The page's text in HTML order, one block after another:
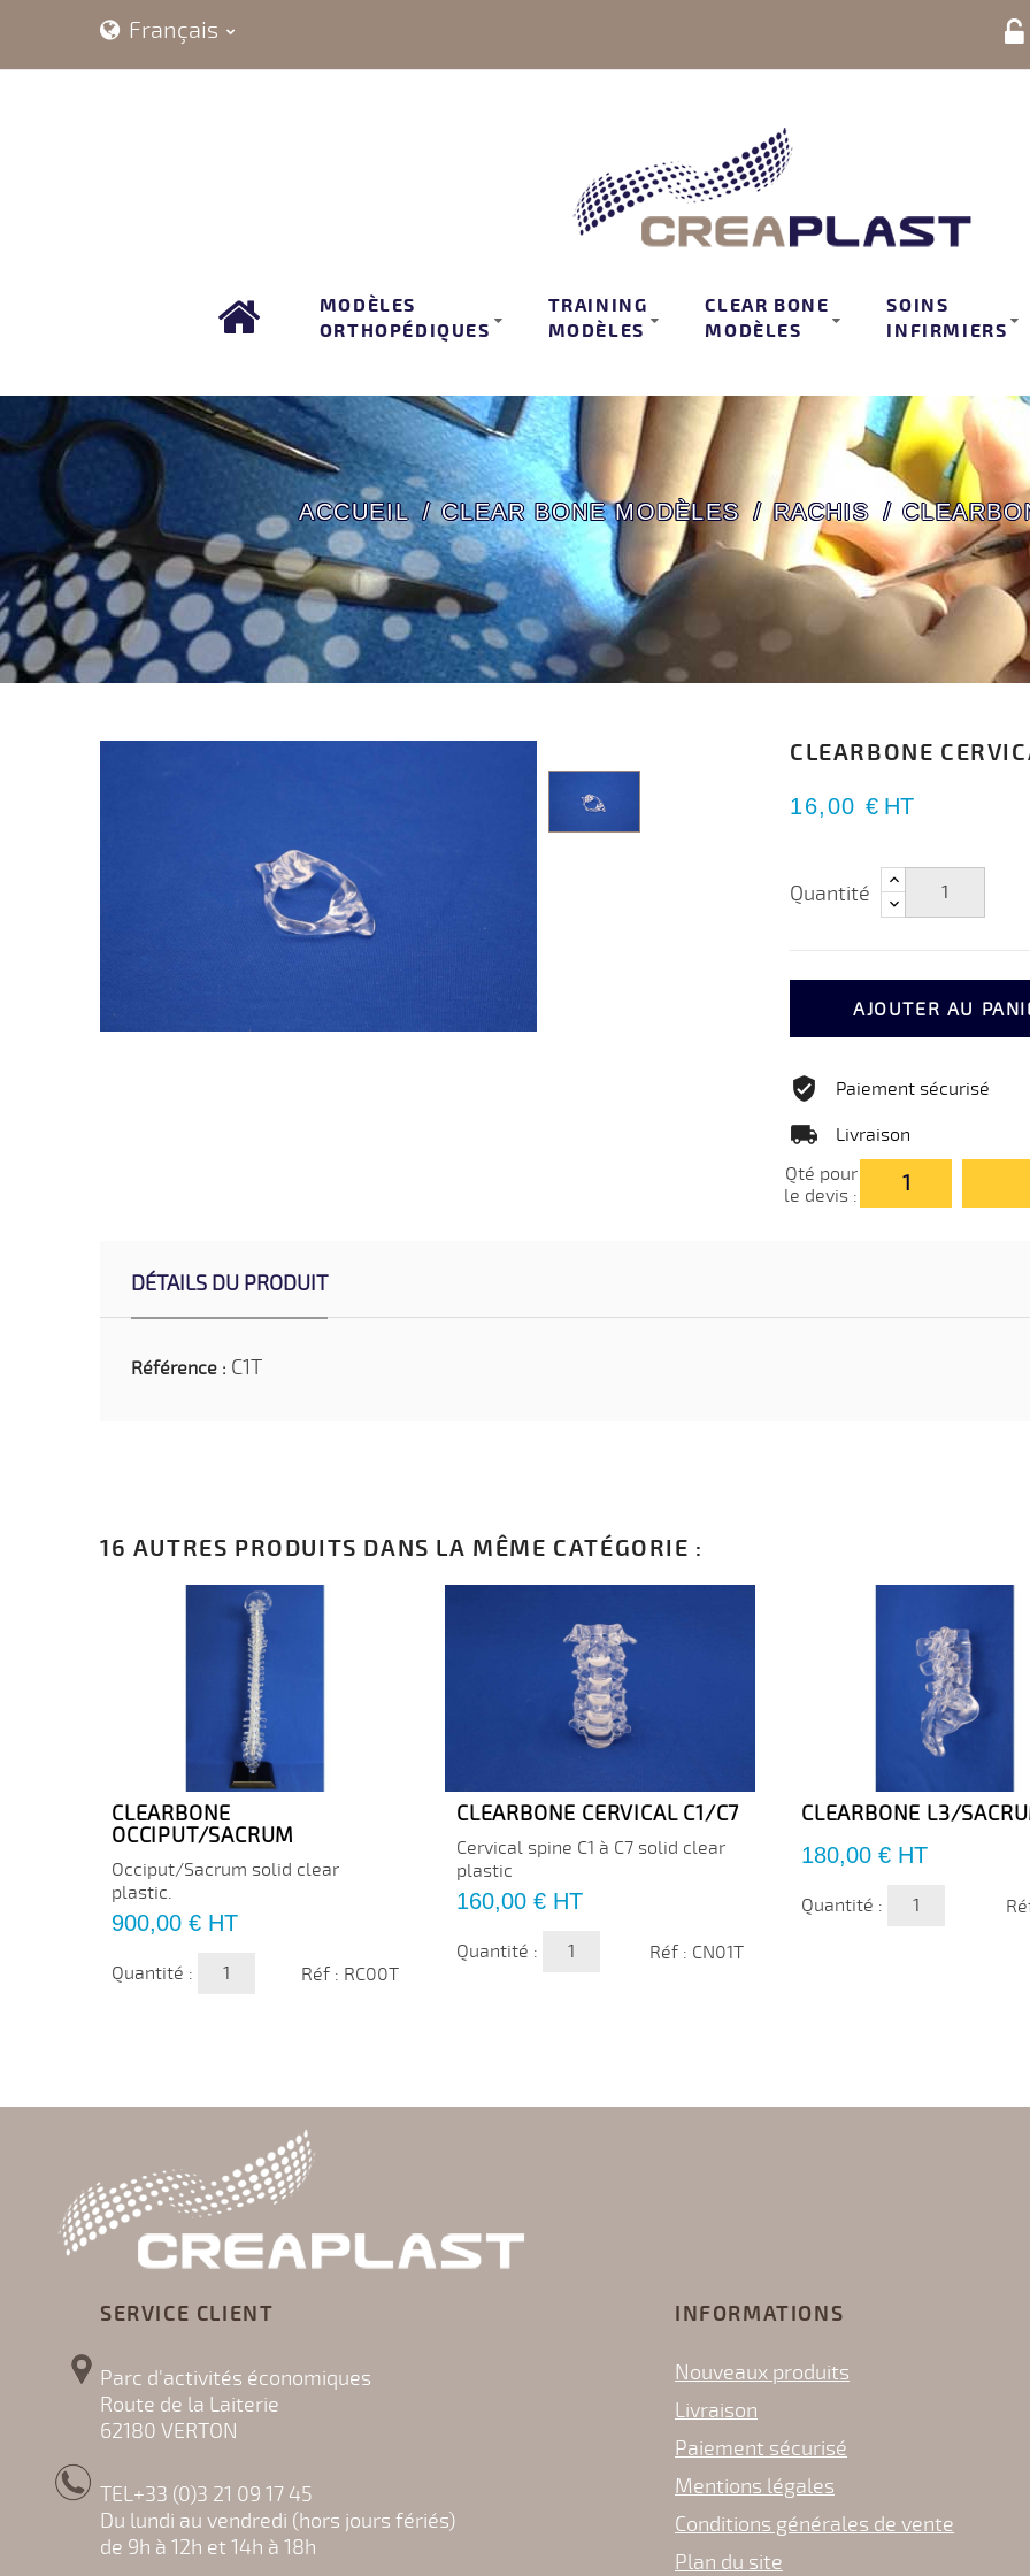
Français
MODÈLES
ORTHOPÉDIQUES
TRAINING
MODÈLES
CLEAR BONE
MODÈLES
SOINS
INFIRMIERS
ACCUEIL CLEAR BONE MODÈLES RACHIS
CLEARBONE
16,00 € HT
Quantité
AJOUTER AU
Paiement sécurisé
Livraison
Qté pour
le devis :
DÉTAILS DU PRODUIT
Référence : C1T
16 AUTRES PRODUITS DANS LA MÊME CATÉGORIE :
CLEARBONE
OCCIPUT/SACRUM
Occiput/Sacrum solid clear
plastic.
Prix
900,00 € HT
Quantité : Réf : RC00T
CLEARBONE CERVICAL C1/C7
Cervical spine C1 à C7 solid clear
plastic
Prix
160,00 € HT
Quantité : Réf : CN01T
CLEARBONE L3/
Prix
180,00 € HT
Quantité :
SERVICE CLIENT
Parc d'activités économiques
Route de la Laiterie
62180 VERTON
TEL+33 (0)3 21 09 17 45
Du lundi au vendredi (hors jours fériés)
de 9h à 12h et 14h à 18h
INFORMATIONS
Nouveaux produits
Livraison
Paiement sécurisé
Mentions légales
Conditions générales de vente
Plan du site